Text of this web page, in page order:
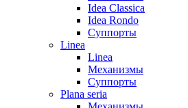
Idea Classica
Idea Rondo
Суппорты
Linea
Linea
Механизмы
Суппорты
Plana seria